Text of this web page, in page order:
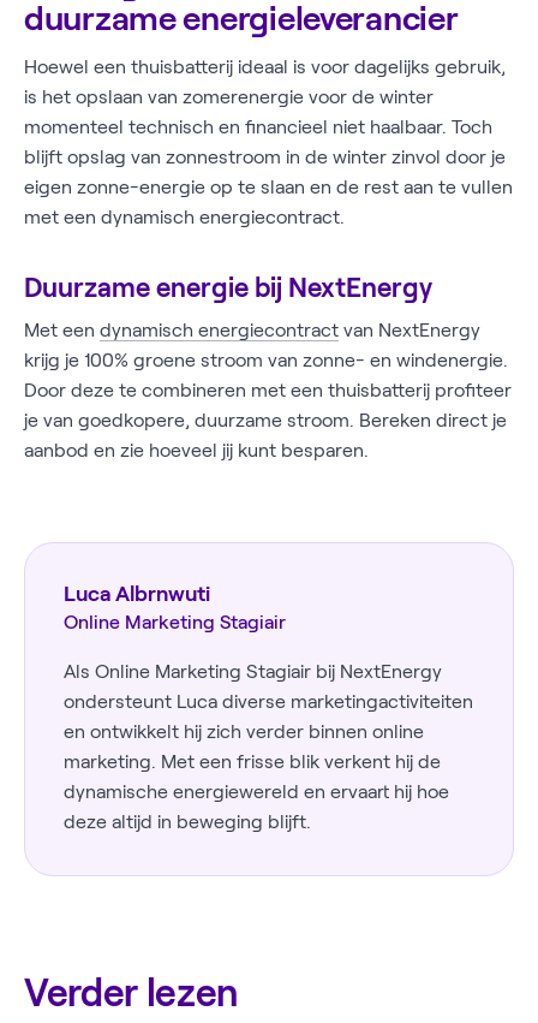
duurzame energieleverancier
Hoewel een thuisbatterij ideaal is voor dagelijks gebruik,
is het opslaan van zomerenergie voor de winter
momenteel technisch en financieel niet haalbaar. Toch
blijft opslag van zonnestroom in de winter zinvol door je
eigen zonne-energie op te slaan en de rest aan te vullen
met een dynamisch energiecontract.
Duurzame energie bij NextEnergy
Met een dynamisch energiecontract van NextEnergy
krijg je 100% groene stroom van zonne- en windenergie.
Door deze te combineren met een thuisbatterij profiteer
je van goedkopere, duurzame stroom. Bereken direct je
aanbod en zie hoeveel jij kunt besparen.
Luca Albrnwuti
Online Marketing Stagiair
Als Online Marketing Stagiair bij NextEnergy
ondersteunt Luca diverse marketingactiviteiten
en ontwikkelt hij zich verder binnen online
marketing. Met een frisse blik verkent hij de
dynamische energiewereld en ervaart hij hoe
deze altijd in beweging blijft.
Verder lezen